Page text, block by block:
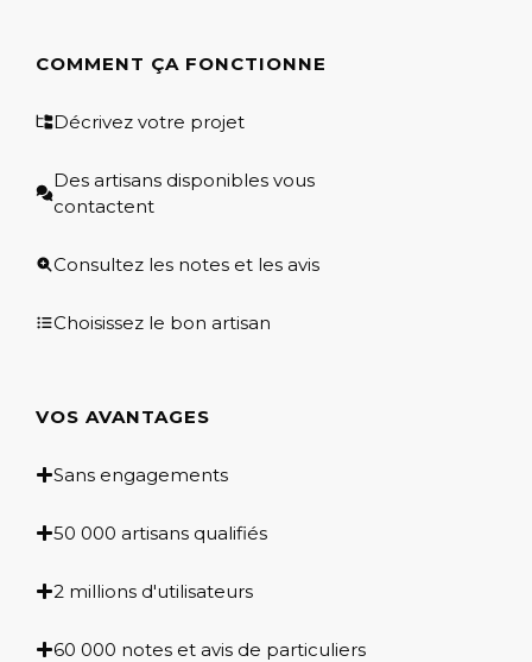
COMMENT ÇA FONCTIONNE
Décrivez votre projet
Des artisans disponibles vous
contactent
Consultez les notes et les avis
Choisissez le bon artisan
VOS AVANTAGES
Sans engagements
50 000 artisans qualifiés
2 millions d'utilisateurs
60 000 notes et avis de particuliers